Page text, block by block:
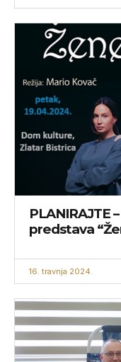
PLANIRAJTE
predstava
16. travnja 2024.